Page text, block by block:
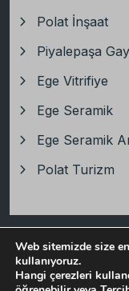
Polat İnşaat
Piyalepaşa
Ege Vitrifiye
Ege Seramik
Ege Seramik
Polat Turizm
Copyright
Bilgi
Web sitemizde size
kullanıyoruz.
Hangi çerezleri